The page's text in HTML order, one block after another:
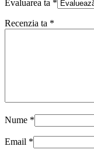
Evaluarea ta *
Recenzia ta *
Nume *
Email *